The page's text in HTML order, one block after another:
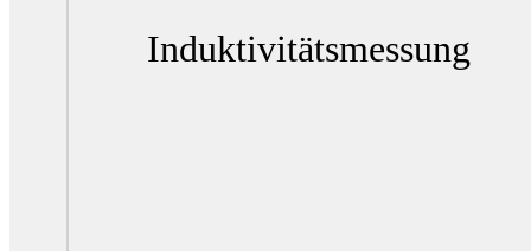
Induktivitätsmessung